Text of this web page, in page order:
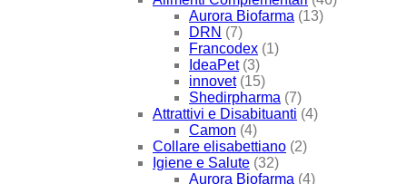
Aurora Biofarma (13)
DRN (7)
Francodex (1)
IdeaPet (3)
innovet (15)
Shedirpharma (7)
Attrattivi e Disabituanti (4)
Camon (4)
Collare elisabettiano (2)
Igiene e Salute (32)
Aurora Biofarma (4)